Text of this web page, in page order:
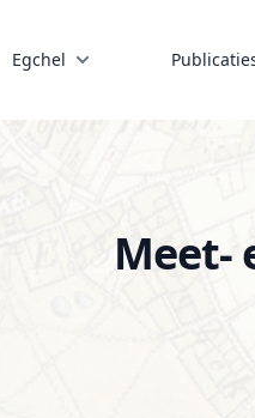
Egchel
Meet-